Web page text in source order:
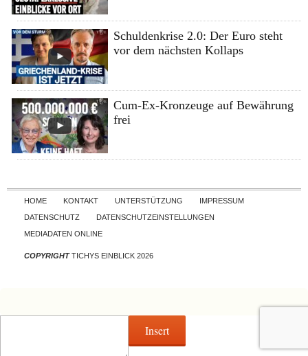
Schuldenkrise 2.0: Der Euro steht
vor dem nächsten Kollaps
Cum-Ex-Kronzeuge auf Bewährung
frei
Skip to content
HOME KONTAKT UNTERSTÜTZUNG
IMPRESSUM
DATENSCHUTZ
DATENSCHUTZEINSTELLUNGEN
MEDIADATEN ONLINE
COPYRIGHTTICHYS EINBLICK 2026
Insert